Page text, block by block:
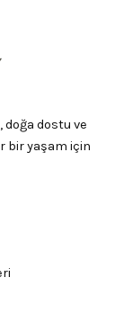
, doğa dostu ve
bir yaşam için